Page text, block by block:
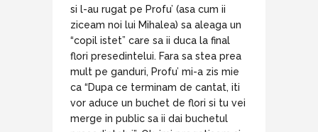
si l-au rugat pe Profu’ (asa cum ii
ziceam noi lui Mihalea) sa aleaga un
“copil istet” care sa ii duca la final
flori presedintelui. Fara sa stea prea
mult pe ganduri, Profu’ mi-a zis mie
ca “Dupa ce terminam de cantat, iti
vor aduce un buchet de flori si tu vei
merge in public sa ii dai buchetul